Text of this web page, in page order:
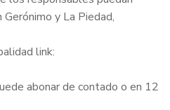
y La Piedad,
link:
abonar de contado o en 12